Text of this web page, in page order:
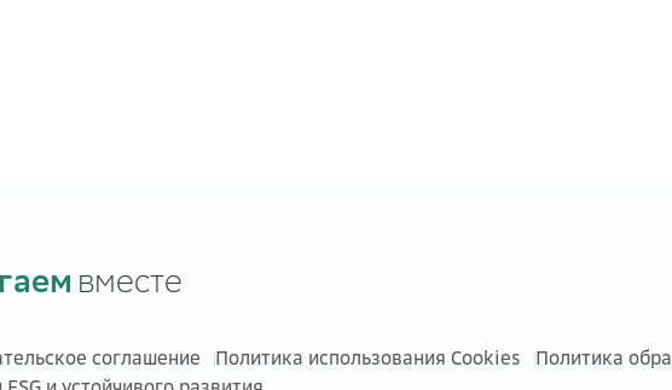
вместе
соглашение Политика использования Cookies
Политика